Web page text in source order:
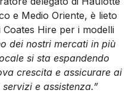
e Medio Oriente, è lieto
Hire per i modelli
dei nostri mercati in più
si sta espandendo
crescita e assicurare ai
e assistenza.”